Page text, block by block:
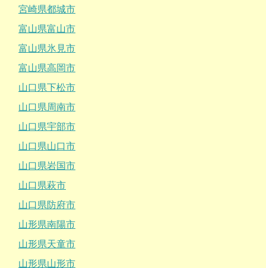
宮崎県都城市
富山県富山市
富山県氷見市
富山県高岡市
山口県下松市
山口県周南市
山口県宇部市
山口県山口市
山口県岩国市
山口県萩市
山口県防府市
山形県南陽市
山形県天童市
山形県山形市